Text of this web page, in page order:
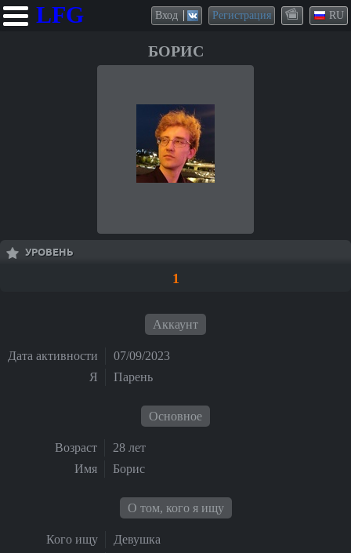
LFG Вход Регистрация RU
БОРИС
УРОВЕНЬ
1
Аккаунт
Дата активности
07/09/2023
Я
Парень
Основное
Возраст
28 лет
Имя
Борис
О том, кого я ищу
Кого ищу
Девушка